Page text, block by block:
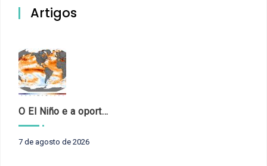
Artigos
O El Niño e a oportunidade de fortalecer o controle externo das políticas climáticas
7 de agosto de 2026